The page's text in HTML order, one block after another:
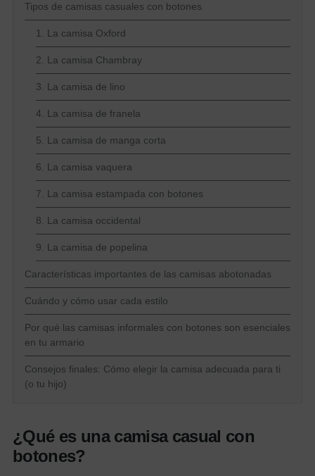
Tipos de camisas casuales con botones
1. La camisa Oxford
2. La camisa Chambray
3. La camisa de lino
4. La camisa de franela
5. La camisa de manga corta
6. La camisa vaquera
7. La camisa estampada con botones
8. La camisa occidental
9. La camisa de popelina
Características importantes de las camisas abotonadas
Cuándo y cómo usar cada estilo
Por qué las camisas informales con botones son esenciales
en tu armario
Consejos finales: Cómo elegir la camisa adecuada para ti
(o tu hijo)
¿Qué es una camisa casual con
botones?